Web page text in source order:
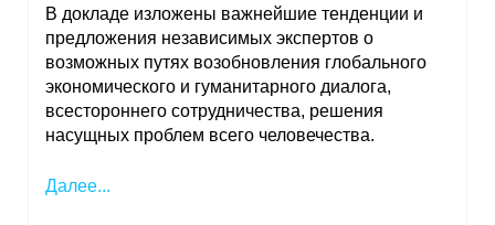
В докладе изложены важнейшие тенденции и
предложения независимых экспертов о
возможных путях возобновления глобального
экономического и гуманитарного диалога,
всестороннего сотрудничества, решения
насущных проблем всего человечества.
Далее...